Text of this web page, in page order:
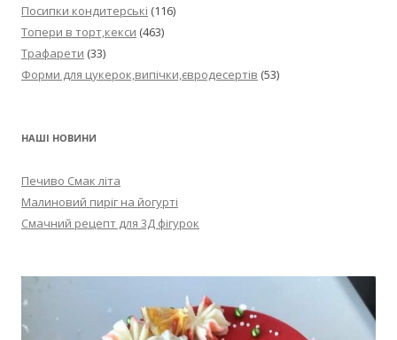
Посипки кондитерські (116)
Топери в торт,кекси (463)
Трафарети (33)
Форми для цукерок,випічки,євродесертів (53)
НАШІ НОВИНИ
Печиво Смак літа
Малиновий пиріг на йогурті
Смачний рецепт для 3Д фігурок